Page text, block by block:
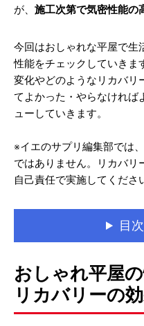
が、 施工次第で気密性能の
今回はおしゃれな平屋で生
性能をチェックしていきま
変化やどのようなリカバリ
てよかった・やらなければ
ューしていきます。
※イエのサプリ編集部では
ではありません。リカバリ
自己責任で実施してくださ
目
おしゃれ平屋
リカバリーの